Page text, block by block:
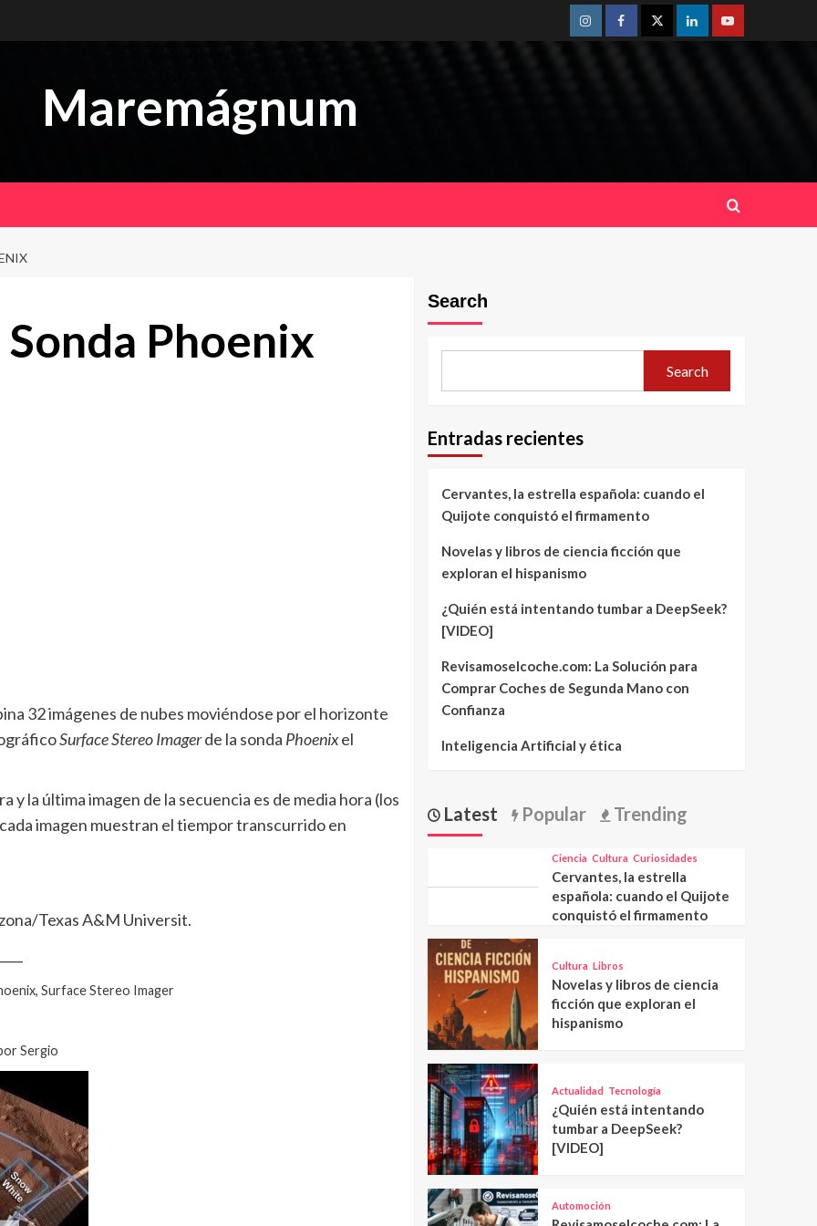
InstagramFacebookTwitterLinkedinYoutube
Maremágnum
Phoenix
32 imágenes de nubes moviéndose por el horizonte
Surface Stereo Imagerde la sonda Phoenixel
la última imagen de la secuencia es de media hora (los
imagen muestran el tiempor transcurrido en
Texas A&M Universit.
Surface Stereo Imager
Sergio
Search
Search
Entradas recientes
Cervantes, la estrella española: cuando el
Quijote conquistó el firmamento
Novelas y libros de ciencia ficción que
exploran el hispanismo
¿Quién está intentando tumbar a DeepSeek?
[VIDEO]
Revisamoselcoche.com: La Solución para
Comprar Coches de Segunda Mano con
Confianza
Inteligencia Artificial y ética
Latest Popular Trending
Ciencia Cultura Curiosidades
Cervantes, la estrella
española: cuando el Quijote
conquistó el firmamento
Cultura Libros
Novelas y libros de ciencia
ficción que exploran el
hispanismo
Actualidad Tecnología
¿Quién está intentando
tumbar a DeepSeek?
[VIDEO]
Automoción